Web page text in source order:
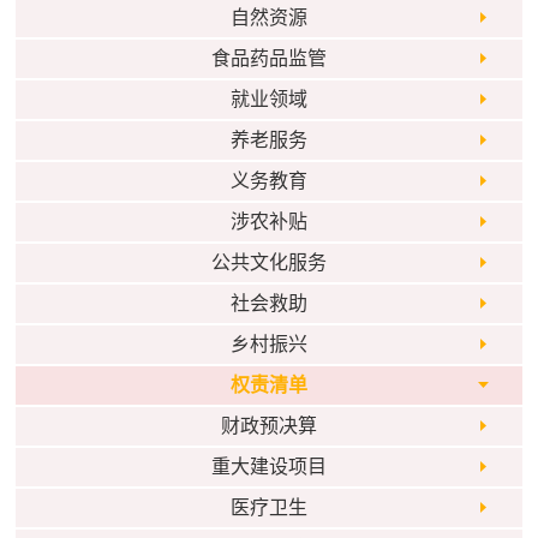
自然资源
食品药品监管
就业领域
养老服务
义务教育
涉农补贴
公共文化服务
社会救助
乡村振兴
权责清单
财政预决算
重大建设项目
医疗卫生